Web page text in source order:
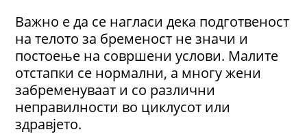
Важно е да се нагласи дека подготвеност
на телото за бременост не значи и
постоење на совршени услови. Малите
отстапки се нормални, а многу жени
забременуваат и со различни
неправилности во циклусот или
здравјето.